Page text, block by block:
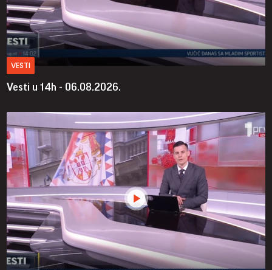
VESTI
Vesti u 14h - 06.08.2026.